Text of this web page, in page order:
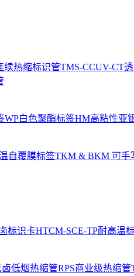
续热缩标识管TMS-CCUV-CT
WP白色聚酯标签HM高粘性亚
自覆膜标签TKM & BKM 可手
标识卡HTCM-SCE-TP耐高温
低烟热缩管RPS商业级热缩管